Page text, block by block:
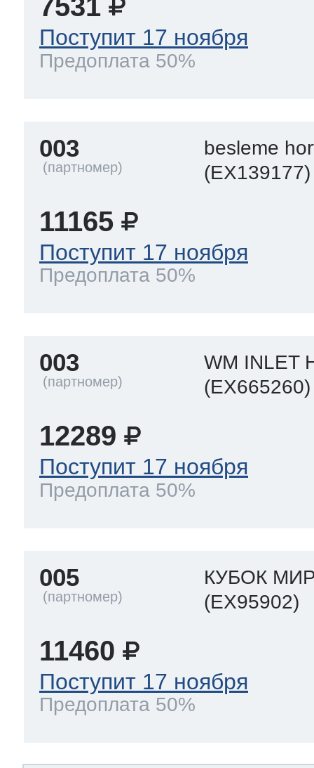
7531
Поступит 17 ноября
Предоплата 50%
003
besleme
(EX139177)
11165
Поступит 17 ноября
Предоплата 50%
003
WM INLET
(EX665260)
12289
Поступит 17 ноября
Предоплата 50%
005
КУБОК
(EX95902)
11460
Поступит 17 ноября
Предоплата 50%